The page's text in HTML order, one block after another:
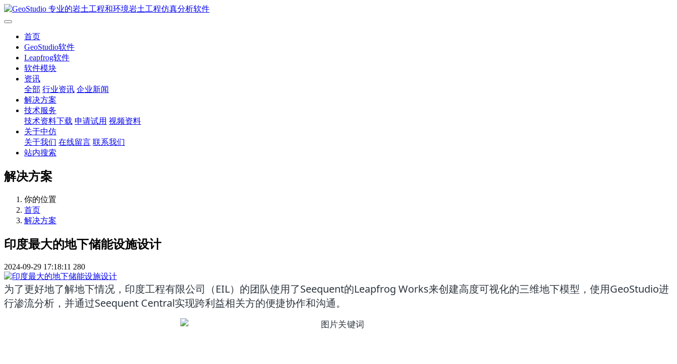
首页
GeoStudio软件
Leapfrog软件
软件模块
资讯
全部 行业资讯 企业新闻
解决方案
技术服务
技术资料下载 申请试用 视频资料
关于中仿
关于我们 在线留言 联系我们
站内搜索
解决方案
你的位置
首页
解决方案
印度最大的地下储能设施设计
2024-09-29 17:18:11 280
为了更好地了解地下情况，印度工程有限公司（EIL）的团队使用了Seequent的Leapfrog Works来创建高度可视化的三维地下模型，使用GeoStudio进
行渗流分析，并通过Seequent Central实现跨利益相关方的便捷协作和沟通。